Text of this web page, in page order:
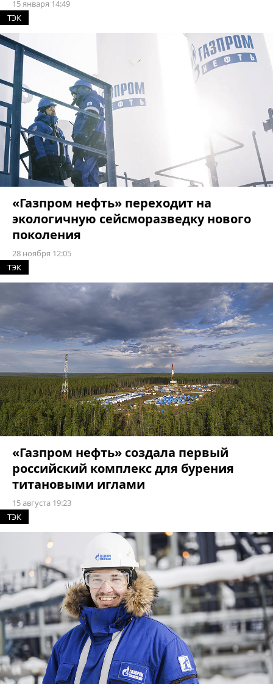
15 января 14:49
ТЭК
«Газпром нефть» переходит на
экологичную сейсморазведку нового
поколения
28 ноября 12:05
ТЭК
«Газпром нефть» создала первый
российский комплекс для бурения
титановыми иглами
15 августа 19:23
ТЭК